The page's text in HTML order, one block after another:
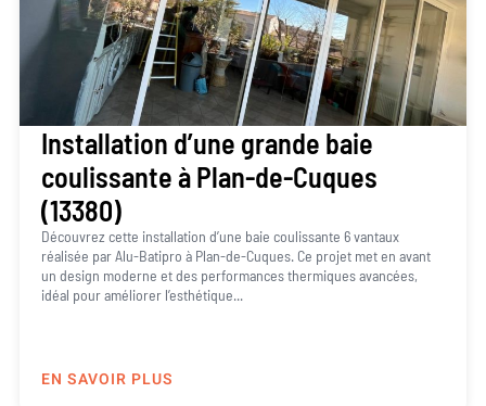
Installation d’une grande baie
coulissante à Plan-de-Cuques
(13380)
Découvrez cette installation d’une baie coulissante 6 vantaux
réalisée par Alu-Batipro à Plan-de-Cuques. Ce projet met en avant
un design moderne et des performances thermiques avancées,
idéal pour améliorer l’esthétique...
EN SAVOIR PLUS